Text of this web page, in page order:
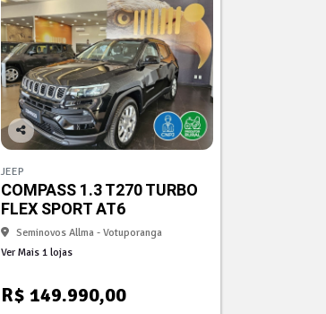
Co
arti
lhe
JEEP
COMPASS 1.3 T270 TURBO
FLEX SPORT AT6
Seminovos Allma - Votuporanga
Ver Mais 1 lojas
R$ 149.990,00